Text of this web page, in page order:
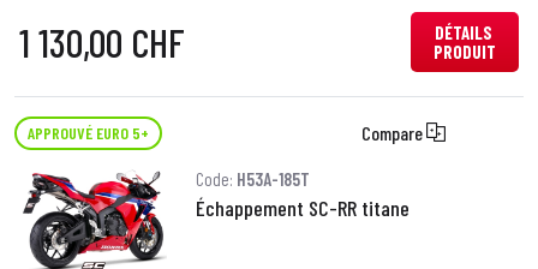
1 130,00 CHF
DÉTAILS
PRODUIT
APPROUVÉ EURO 5+ Compare
Code: H53A-185T
Échappement SC-RR titane